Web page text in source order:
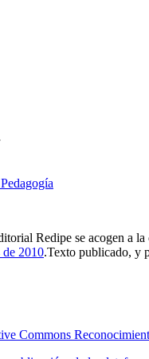
Redipe se acogen a
2010.Texto publicado, y
Commons